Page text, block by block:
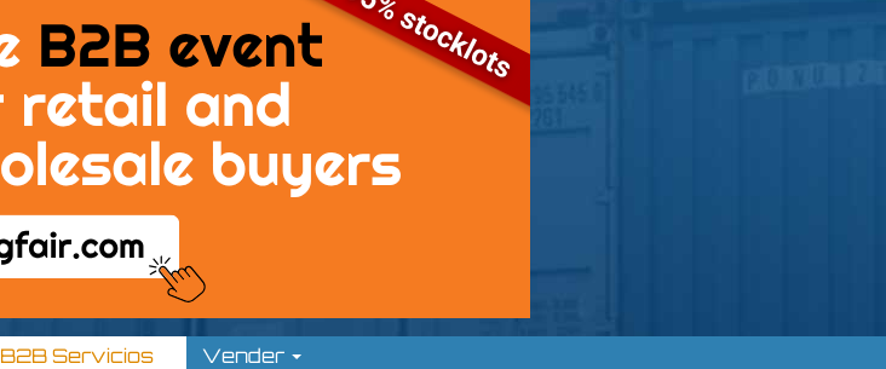
B2B Servicios Vender